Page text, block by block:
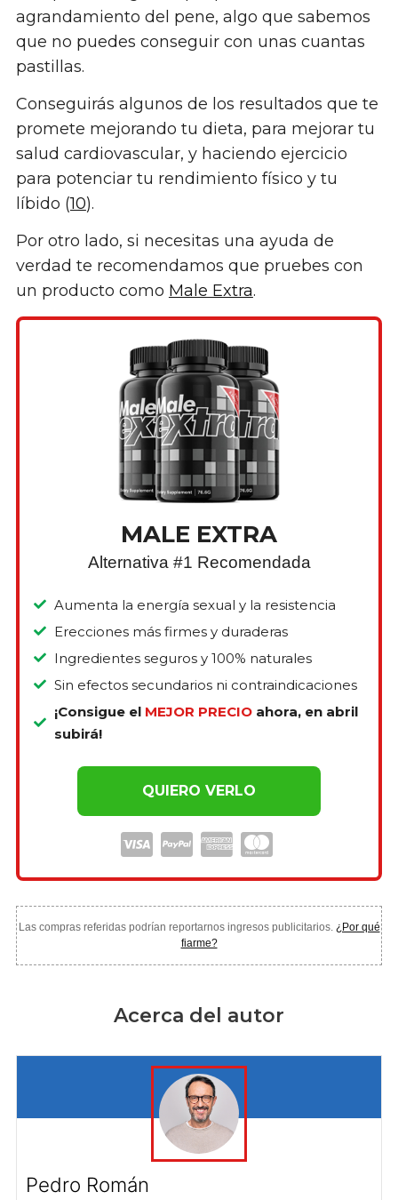
agrandamiento del pene, algo que sabemos
que no puedes conseguir con unas cuantas
pastillas.
Conseguirás algunos de los resultados que te
promete mejorando tu dieta, para mejorar tu
salud cardiovascular, y haciendo ejercicio
para potenciar tu rendimiento físico y tu
líbido (10).
Por otro lado, si necesitas una ayuda de
verdad te recomendamos que pruebes con
un producto como Male Extra.
MALE EXTRA
Alternativa #1 Recomendada
Aumenta la energía sexual y la resistencia
Erecciones más firmes y duraderas
Ingredientes seguros y 100% naturales
Sin efectos secundarios ni contraindicaciones
¡Consigue el MEJOR PRECIOahora, en abril
subirá!
QUIERO VERLO
Las compras referidas podrían reportarnos ingresos publicitarios. ¿Por qué
fiarme?
Acerca del autor
Pedro Román